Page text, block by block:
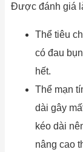
Được đánh giá
Thể tiêu
có đau
hết.
Thể mạn
dài gây
kéo dài
nâng cao